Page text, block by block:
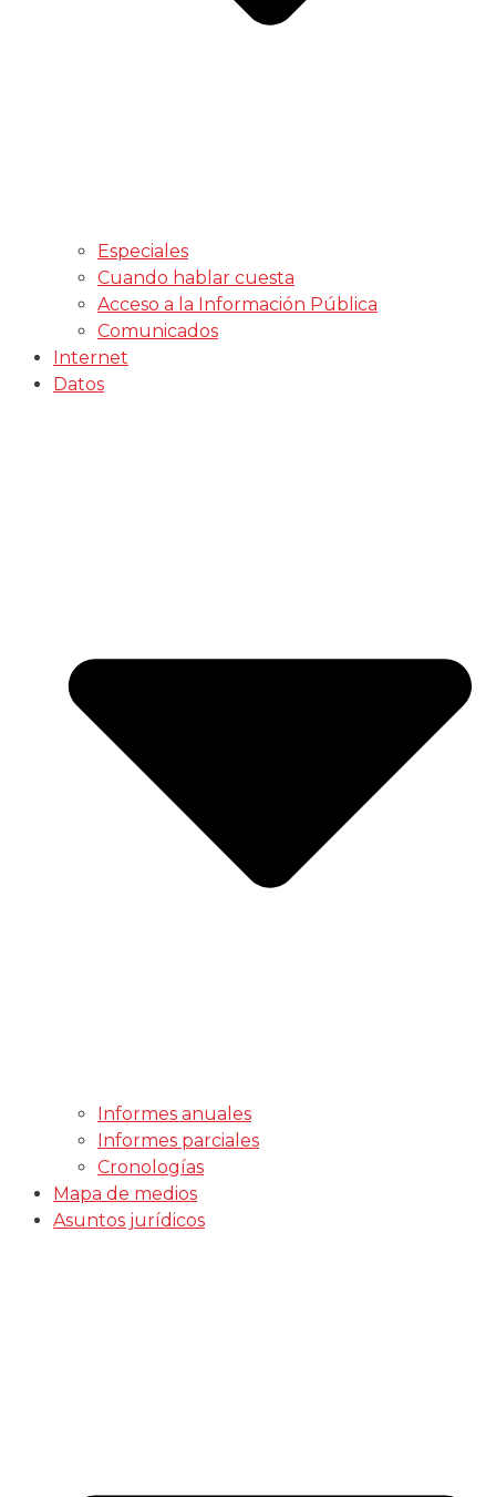
Especiales
Cuando hablar cuesta
Acceso a la Información Pública
Comunicados
Internet
Datos
Informes anuales
Informes parciales
Cronologías
Mapa de medios
Asuntos jurídicos